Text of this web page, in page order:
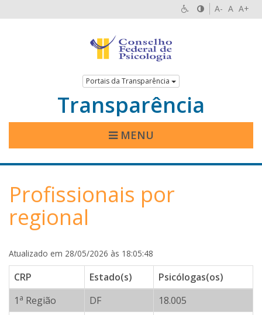
A- A A+
Portais da Transparência
Transparência
MENU
Profissionais por
regional
Atualizado em 28/05/2026 às 18:05:48
CRP Estado(s)
Psicólogas(os)
1 a Região DF
18.005